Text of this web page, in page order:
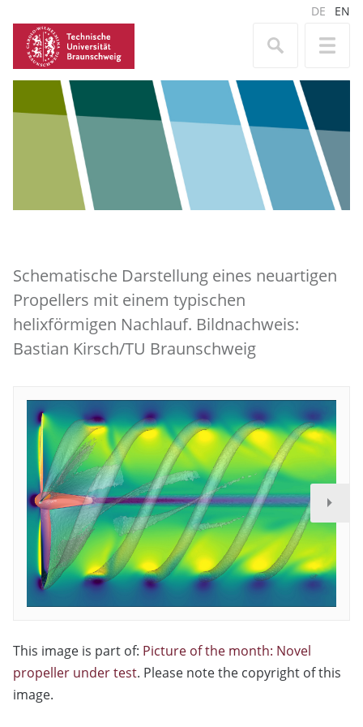
DE EN
Schematische Darstellung eines neuartigen
Propellers mit einem typischen
helixförmigen Nachlauf. Bildnachweis:
Bastian Kirsch/TU Braunschweig
This image is part of: Picture of the month: Novel
propeller under test. Please note the copyright of this
image.